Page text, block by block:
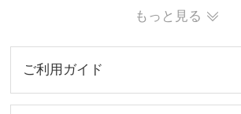
難しく希少価値の高い素材です。 純
ブランドのバッグや財布などに使われ
のリザード（トカゲ革）を国内有数
で巻いて仕上げております。
もっと見る
ご利用ガイド